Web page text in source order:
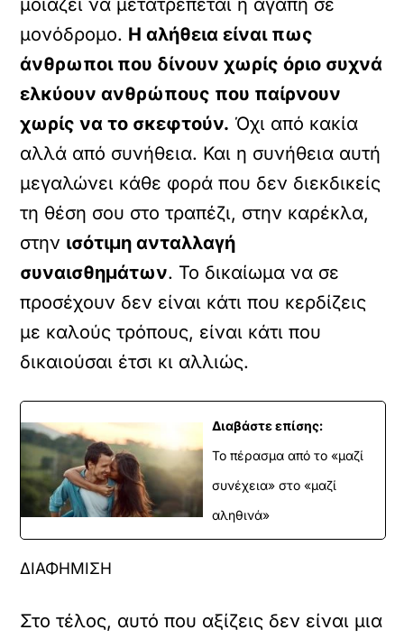
μονόδρομο. Η αλήθεια είναι πως
άνθρωποι που δίνουν χωρίς όριο συχνά
ελκύουν ανθρώπους που παίρνουν
χωρίς να το σκεφτούν. Όχι από κακία
αλλά από συνήθεια. Και η συνήθεια αυτή
μεγαλώνει κάθε φορά που δεν διεκδικείς
τη θέση σου στο τραπέζι, στην καρέκλα,
στην ισότιμη ανταλλαγή
συναισθημάτων. Το δικαίωμα να σε
προσέχουν δεν είναι κάτι που κερδίζεις
με καλούς τρόπους, είναι κάτι που
δικαιούσαι έτσι κι αλλιώς.
Διαβάστε επίσης:
Το πέρασμα από το «μαζί
συνέχεια» στο «μαζί
αληθινά»
ΔΙΑΦΗΜΙΣΗ
Στο τέλος, αυτό που αξίζεις δεν είναι μια